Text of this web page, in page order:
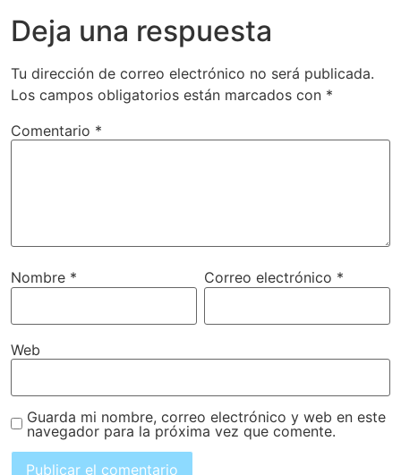
Deja una respuesta
Tu dirección de correo electrónico no será publicada.
Los campos obligatorios están marcados con *
Comentario *
Nombre * Correo electrónico *
Web
Guarda mi nombre, correo electrónico y web en este
navegador para la próxima vez que comente.